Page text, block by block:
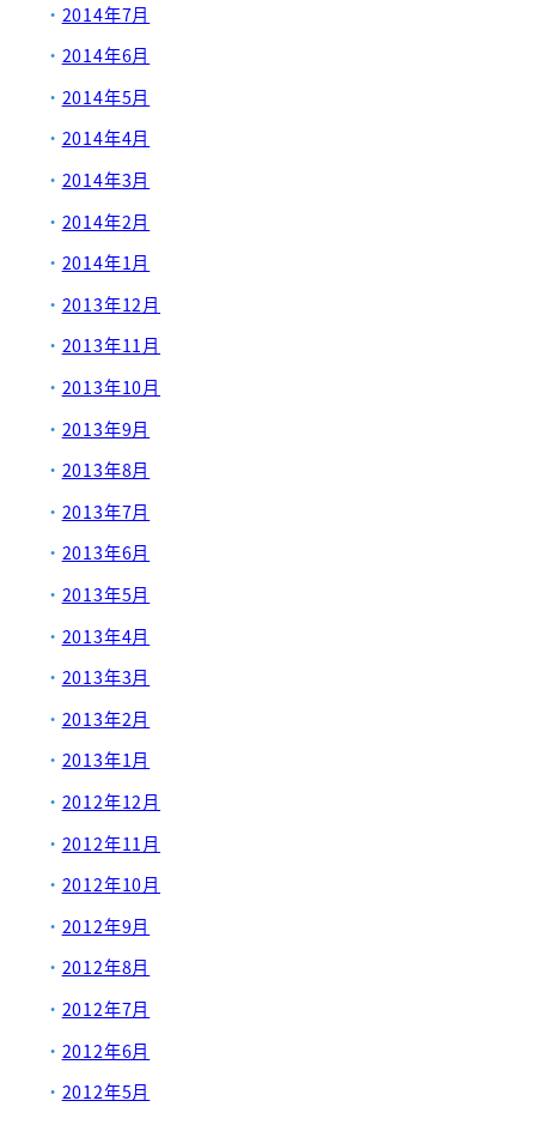
2014年7月
2014年6月
2014年5月
2014年4月
2014年3月
2014年2月
2014年1月
2013年12月
2013年11月
2013年10月
2013年9月
2013年8月
2013年7月
2013年6月
2013年5月
2013年4月
2013年3月
2013年2月
2013年1月
2012年12月
2012年11月
2012年10月
2012年9月
2012年8月
2012年7月
2012年6月
2012年5月